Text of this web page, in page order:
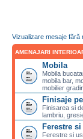
Vizualizare mesaje fără
AMENAJARI
Mobila
Mobila
mobila bar,
mobilier
Finisaje
Finisarea si
lambriu,
Ferestre si
Ferestre si